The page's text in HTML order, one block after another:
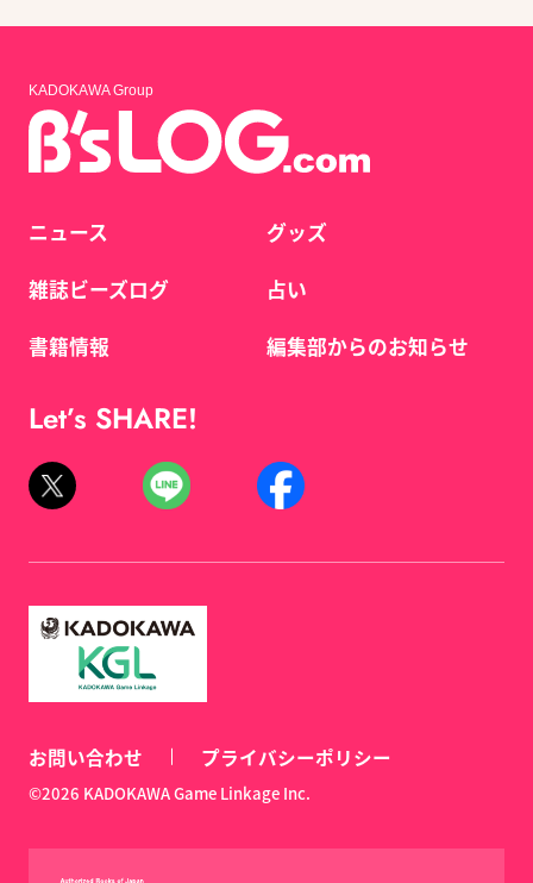
KADOKAWA Group
ニュース
雑誌ビーズログ
書籍情報
グッズ
占い
編集部からのお知らせ
Let’s SHARE!
お問い合わせ プライバシーポリシー
©2026 KADOKAWA Game Linkage Inc.